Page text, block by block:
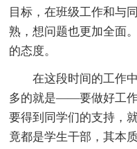
目标，在班级工作和与
熟，想问题也更加全面
的态度。
在这段时间的工作
多的就是——要做好工
要得到同学们的支持，
竟都是学生干部，其本